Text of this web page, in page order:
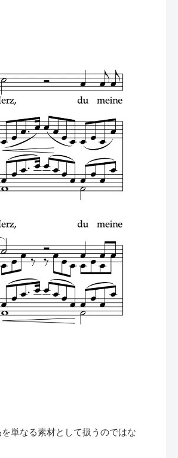
単なる素材として扱うのではな